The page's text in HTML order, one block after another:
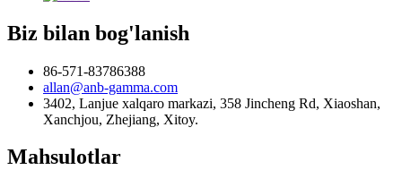
Biz bilan bog'lanish
86-571-83786388
allan@anb-gamma.com
3402, Lanjue xalqaro markazi, 358 Jincheng Rd, Xiaoshan,
Xanchjou, Zhejiang, Xitoy.
Mahsulotlar